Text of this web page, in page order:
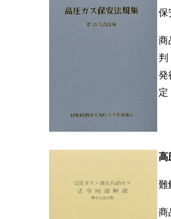
保
商
発
高
難
商